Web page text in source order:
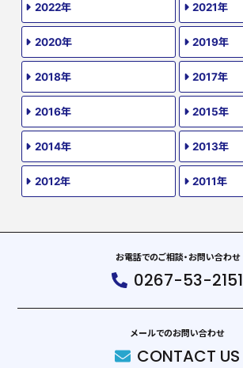
2022年 2021年
2020年 2019年
2018年 2017年
2016年 2015年
2014年 2013年
2012年 2011年
お電話でのご相談・お問い合わせ
0267-53-2151
メールでのお問い合わせ
CONTACT US